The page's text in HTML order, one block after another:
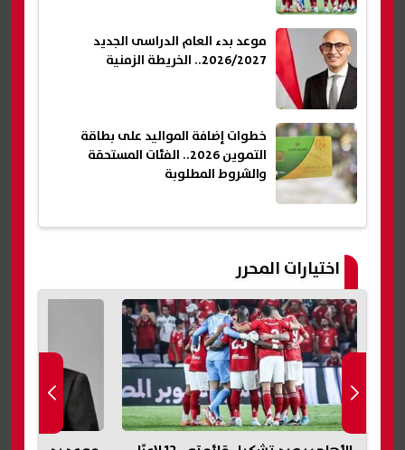
موعد بدء العام الدراسى الجديد
2026/2027.. الخريطة الزمنية
خطوات إضافة المواليد على بطاقة
التموين 2026.. الفئات المستحقة
والشروط المطلوبة
اختيارات المحرر